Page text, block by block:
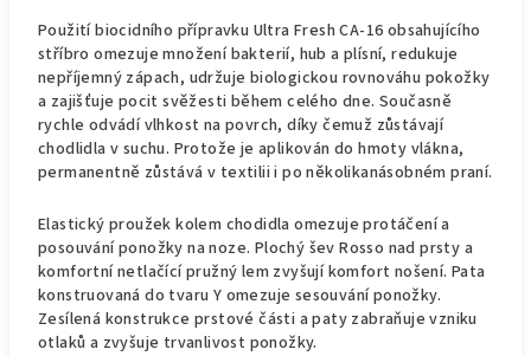
Použití biocidního přípravku Ultra Fresh CA-16 obsahujícího
stříbro omezuje množení bakterií, hub a plísní, redukuje
nepříjemný zápach, udržuje biologickou rovnováhu pokožky
a zajišťuje pocit svěžesti během celého dne. Současně
rychle odvádí vlhkost na povrch, díky čemuž zůstávají
chodlidla v suchu. Protože je aplikován do hmoty vlákna,
permanentně zůstává v textilii i po několikanásobném praní.
Elastický proužek kolem chodidla omezuje protáčení a
posouvání ponožky na noze. Plochý šev Rosso nad prsty a
komfortní netlačící pružný lem zvyšují komfort nošení. Pata
konstruovaná do tvaru Y omezuje sesouvání ponožky.
Zesílená konstrukce prstové části a paty zabraňuje vzniku
otlaků a zvyšuje trvanlivost ponožky.